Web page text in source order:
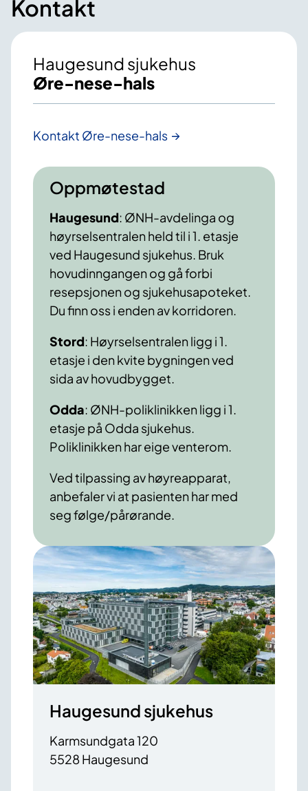
Kontakt
Haugesund sjukehus
Øre-nese-hals
Kontakt Øre-nese-hals
Oppmøtestad
Haugesund: ØNH-avdelinga og
høyrselsentralen held til i 1. etasje
ved Haugesund sjukehus. Bruk
hovudinngangen og gå forbi
resepsjonen og sjukehusapoteket.
Du finn oss i enden av korridoren.
Stord: Høyrselsentralen ligg i 1.
etasje i den kvite bygningen ved
sida av hovudbygget.
Odda: ØNH-poliklinikken ligg i 1.
etasje på Odda sjukehus.
Poliklinikken har eige venterom.
Ved tilpassing av høyreapparat,
anbefaler vi at pasienten har med
seg følge/pårørande.
Haugesund sjukehus
Karmsundgata 120
5528 Haugesund